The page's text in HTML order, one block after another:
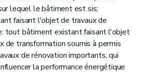
lequel le bâtiment est sis;
faisant l'objet de travaux de
tout bâtiment existant faisant l'objet
de transformation soumis à permis
de rénovation importants, qui
la performance énergétique